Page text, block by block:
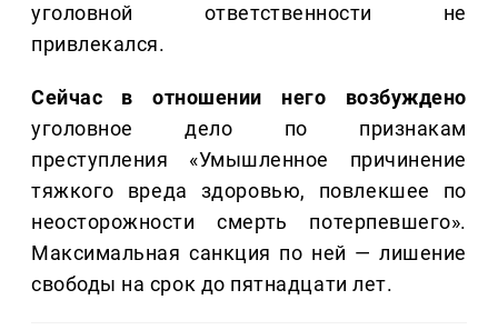
уголовной ответственности не
привлекался.
Сейчас в отношении него возбуждено
уголовное дело по признакам
преступления «Умышленное причинение
тяжкого вреда здоровью, повлекшее по
неосторожности смерть потерпевшего».
Максимальная санкция по ней — лишение
свободы на срок до пятнадцати лет.